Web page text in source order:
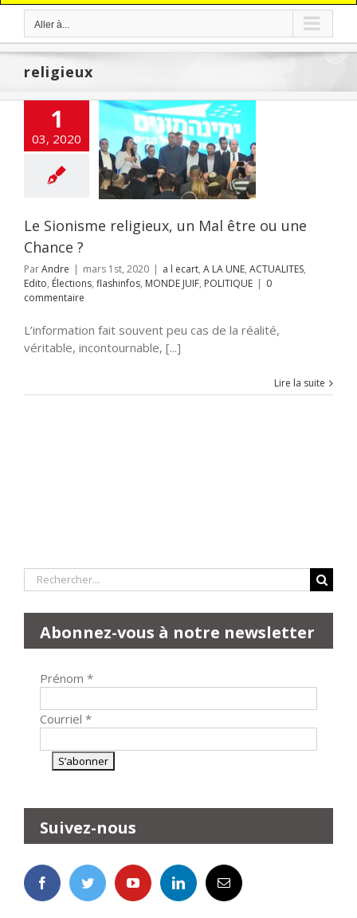
Aller à...
religieux
1
03, 2020
être ou une
?
A LA UNE
Edito
Le Sionisme religieux, un Mal être ou une
Chance ?
ParAndre | mars 1st, 2020 | a l ecart, A LA UNE, ACTUALITES,
Edito, Élections, flashinfos, MONDE JUIF, POLITIQUE | 0
commentaire
L’information fait souvent peu cas de la réalité,
véritable, incontournable, [...]
Lire la suite
Rechercher:
Abonnez-vous à notre newsletter
Prénom *
Courriel *
Suivez-nous